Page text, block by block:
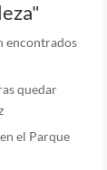
encontrados
quedar
el Parque